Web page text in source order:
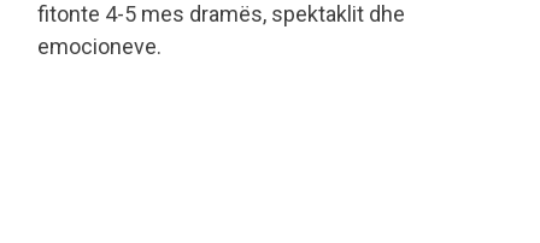
fitonte 4-5 mes dramës, spektaklit dhe
emocioneve.